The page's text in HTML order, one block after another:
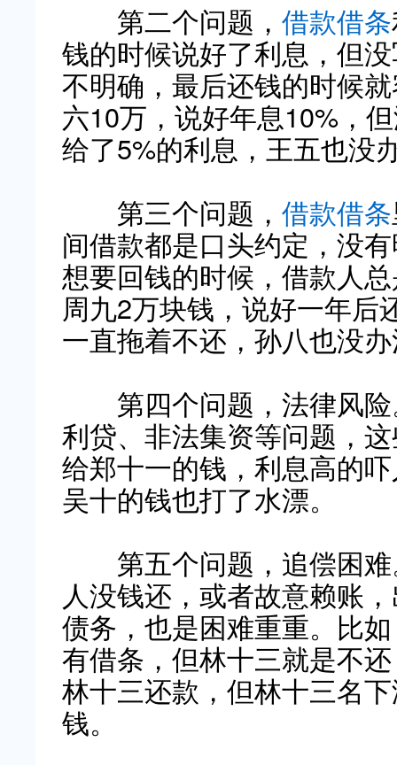
第二个问题， 借款借条
钱的时候说好了利息，但
不明确，最后还钱的时候
六10万，说好年息10%，
给了5%的利息，王五也没
第三个问题， 借款借条
间借款都是口头约定，没
想要回钱的时候，借款人
周九2万块钱，说好一年后
一直拖着不还，孙八也没
第四个问题，法律风险
利贷、非法集资等问题，
给郑十一的钱，利息高的
吴十的钱也打了水漂。
第五个问题，追偿困难
人没钱还，或者故意赖账
债务，也是困难重重。比
有借条，但林十三就是不
林十三还款，但林十三名
钱。